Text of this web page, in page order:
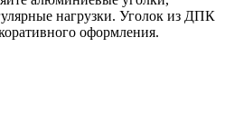
нагрузки. Уголок из ДПК
оформления.